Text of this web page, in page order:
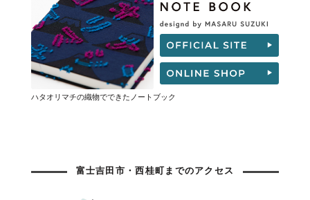
ハタオリマチの織物でできたノートブック
富士吉田市・西桂町までのアクセス